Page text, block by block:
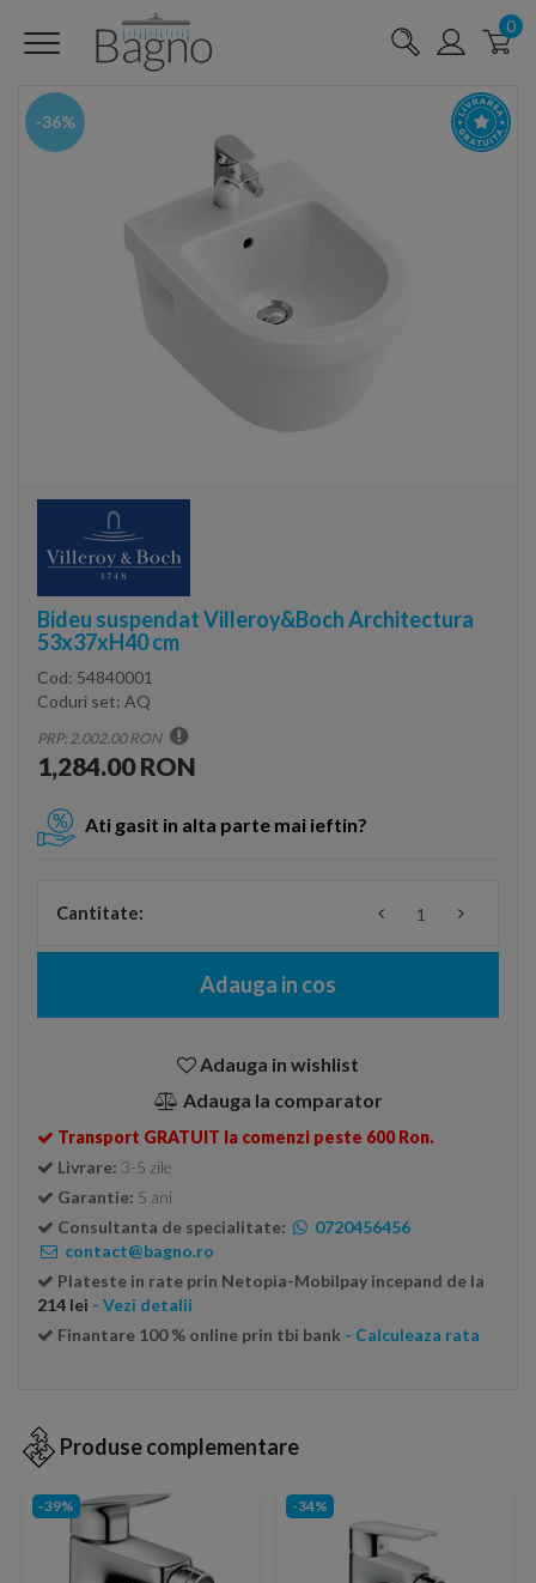
0
-36%
Bideu suspendat Villeroy&Boch Architectura
53x37xH40 cm
Cod: 54840001
Coduri set: AQ
PRP: 2,002.00 RON
1,284.00 RON
Ati gasit in alta parte mai ieftin?
Cantitate:
Adauga in cos
Adauga in wishlist
Adauga la comparator
Transport GRATUIT la comenzi peste 600 Ron.
Livrare: 3-5 zile
Garantie: 5 ani
Consultanta de specialitate:
0720456456
contact@bagno.ro
Plateste in rate prin Netopia-Mobilpay incepand de la
214 lei - Vezi detalii
Finantare 100 % online prin tbi bank - Calculeaza rata
Produse complementare
-39% -34%